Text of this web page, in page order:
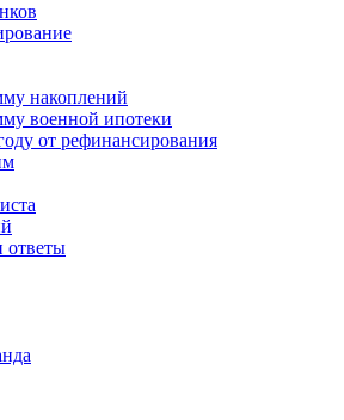
накоплений
военной ипотеки
от рефинансирования
ответы